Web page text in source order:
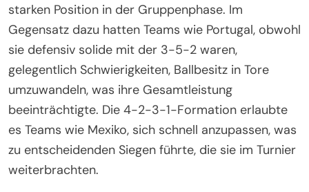
starken Position in der Gruppenphase. Im
Gegensatz dazu hatten Teams wie Portugal, obwohl
sie defensiv solide mit der 3-5-2 waren,
gelegentlich Schwierigkeiten, Ballbesitz in Tore
umzuwandeln, was ihre Gesamtleistung
beeinträchtigte. Die 4-2-3-1-Formation erlaubte
es Teams wie Mexiko, sich schnell anzupassen, was
zu entscheidenden Siegen führte, die sie im Turnier
weiterbrachten.